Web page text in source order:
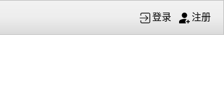
登录 注册